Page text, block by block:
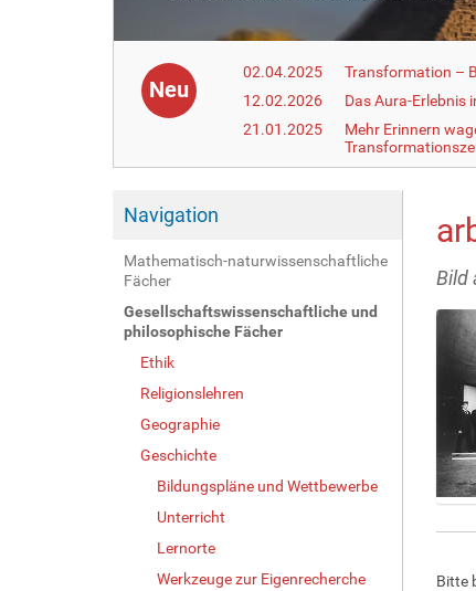
Neu
02.04.2025
Transformation –
12.02.2026
Das Aura-Erlebnis
21.01.2025
Mehr Erinnern
Navigation
Mathematisch-naturwissenschaftliche
Fächer
Gesellschaftswissenschaftliche und
philosophische Fächer
Ethik
Religionslehren
Geographie
Geschichte
Bildungspläne und Wettbewerbe
Unterricht
Lernorte
Werkzeuge zur Eigenrecherche
Bild
e
g
Bitte